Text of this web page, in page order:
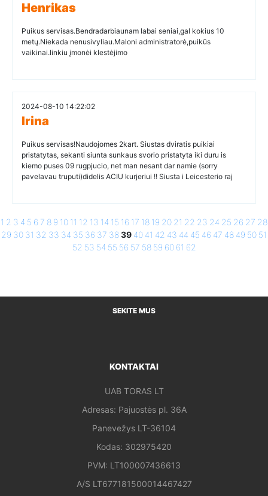
Henrikas
Puikus servisas.Bendradarbiaunam labai seniai,gal kokius 10
metų.Niekada nenusivyliau.Maloni administratorė,puikūs
vaikinai.linkiu įmonėi klestėjimo
2024-08-10 14:22:02
Irina
Puikus servisas!Naudojomes 2kart. Siustas dviratis puikiai
pristatytas, sekanti siunta sunkaus svorio pristatyta iki duru is
kiemo puses 09 rugpjucio, net man nesant dar namie (sorry
pavelavau truputi)didelis ACIU kurjeriui !! Siusta i Leicesterio raj
1 2 3 4 5 6 7 8 9 10 11 12 13 14 15 16 17 18 19 20 21 22 23 24 25 26 27 28
29 30 31 32 33 34 35 36 37 3839 40 41 42 43 44 45 46 47 48 49 50 51
52 53 54 55 56 57 58 59 60 61 62
SEKITE MUS
KONTAKTAI
UAB TORAS LT
Adresas: Pajuostės pl. 36A
Panevežys LT-36104
Kodas: 302975420
PVM: LT100007436613
A/S LT677181500014467427